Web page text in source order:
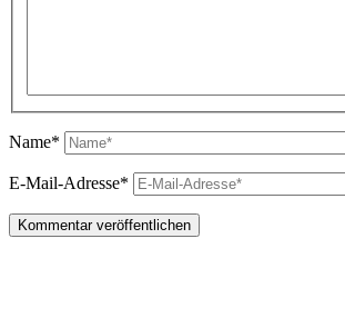
Name*
E-Mail-Adresse*